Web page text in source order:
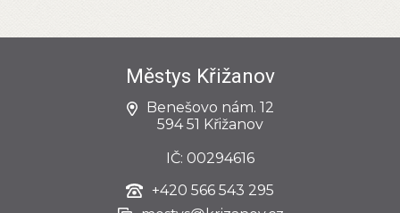
Městys Křižanov
Benešovo nám. 12
594 51 Křižanov
IČ: 00294616
+420 566 543 295